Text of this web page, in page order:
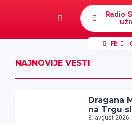
Radio
FB
NAJNOVIJE VESTI
Dragana
na Trgu
8. avgust 2026.